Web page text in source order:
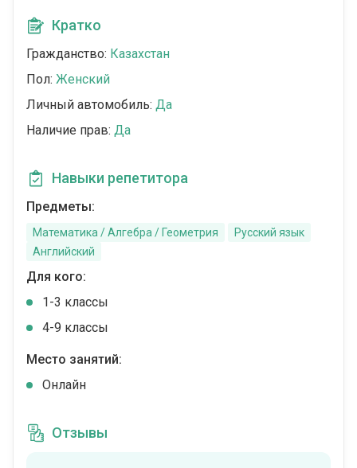
Кратко
Гражданство: Казахстан
Пол: Женский
Личный автомобиль: Да
Наличие прав: Да
Навыки репетитора
Предметы:
Математика / Алгебра / Геометрия
Русский язык
Английский
Для кого:
1-3 классы
4-9 классы
Место занятий:
Онлайн
Отзывы